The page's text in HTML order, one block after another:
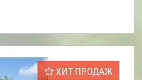
ХИТ ПРОДАЖ